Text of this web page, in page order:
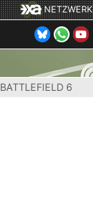
NETZWERK
BATTLEFIELD 6